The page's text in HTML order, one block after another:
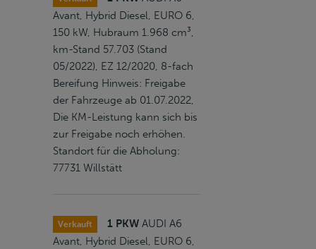
Avant, Hybrid Diesel, EURO 6,
150 kW, Hubraum 1.968 cm³,
km-Stand 57.703 (Stand
05/2022), EZ 12/2020, 8-fach
Bereifung Hinweis: Freigabe
der Fahrzeuge ab 01.07.2022,
Die KM-Leistung kann sich bis
zur Freigabe noch erhöhen.
Standort für die Abholung:
77731 Willstätt
Verkauft 1 PKW AUDI A6
Avant, Hybrid Diesel, EURO 6,